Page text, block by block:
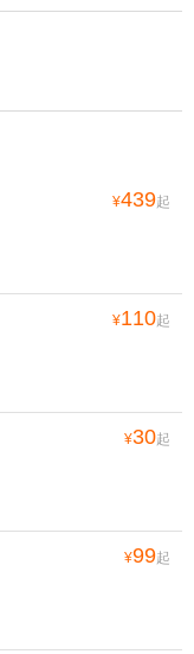
¥439起
¥110起
¥30起
¥99起